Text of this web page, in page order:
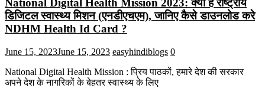
National Digital Health Mission 2023: क्या है राष्ट्रीय
डिजिटल स्वास्थ्य मिशन (एनडीएचएम), जानिए कैसे डाउनलोड करे
NDHM Health Id Card ?
June 15, 2023June 15, 2023 easyhindiblogs 0
National Digital Health Mission : प्रिय पाठकों, हमारे देश की सरकार
अपने देश के नागरिकों के बेहतर स्वास्थ्य के लिए